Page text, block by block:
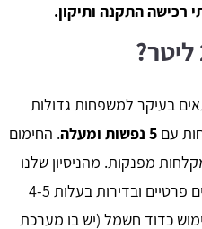
רכישה התקנה ותיקון.
של 200 ליטר מתאים בעיקר למשפחות גדולות
עם 5 נפשות ומעלה
. החימום
לוקח זמן ומספיק ל-5 עד 6 מקלחות מפנקות. מהניסיון שלנו
הוא נפוץ מאוד מאוד בעיקר בבתים פרטיים ובדירות בעלות 4-5
כדוד חשמל (יש בו מערכת